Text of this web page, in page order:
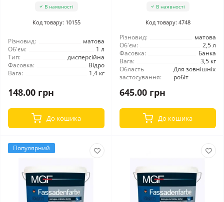
В наявності
Код товару: 10155
Різновид:
матова
Об'єм:
1 л
Тип:
дисперсійна
Фасовка:
Відро
Вага:
1,4 кг
148.00 грн
До кошика
В наявності
Код товару: 4748
Різновид:
матова
Об'єм:
2,5 л
Фасовка:
Банка
Вага:
3,5 кг
Область
застосування:
Для зовнішніх
робіт
645.00 грн
До кошика
Популярний